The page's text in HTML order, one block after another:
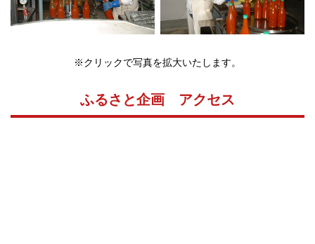
※クリックで写真を拡大いたします。
ふるさと企画 アクセス